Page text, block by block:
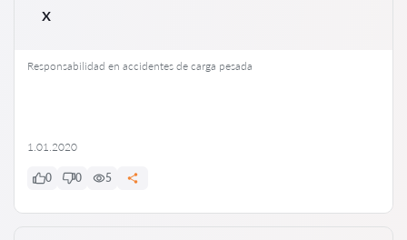
x
Responsabilidad en accidentes de carga pesada
1.01.2020
0 0 5